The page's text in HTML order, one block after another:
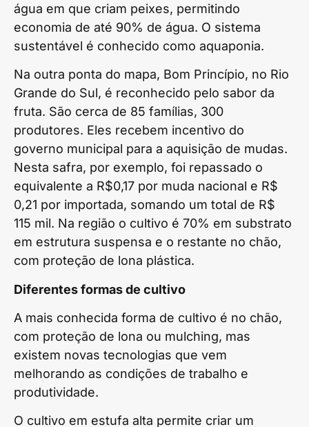
água em que criam peixes, permitindo
economia de até 90% de água. O sistema
sustentável é conhecido como aquaponia.
Na outra ponta do mapa, Bom Princípio, no Rio
Grande do Sul, é reconhecido pelo sabor da
fruta. São cerca de 85 famílias, 300
produtores. Eles recebem incentivo do
governo municipal para a aquisição de mudas.
Nesta safra, por exemplo, foi repassado o
equivalente a R$0,17 por muda nacional e R$
0,21 por importada, somando um total de R$
115 mil. Na região o cultivo é 70% em substrato
em estrutura suspensa e o restante no chão,
com proteção de lona plástica.
Diferentes formas de cultivo
A mais conhecida forma de cultivo é no chão,
com proteção de lona ou mulching, mas
existem novas tecnologias que vem
melhorando as condições de trabalho e
produtividade.
O cultivo em estufa alta permite criar um